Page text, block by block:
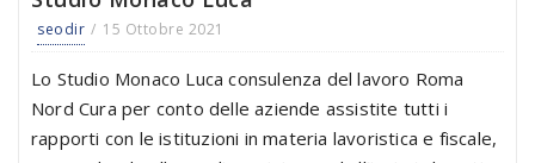
seodir 15 Ottobre 2021
Lo Studio Monaco Luca consulenza del lavoro Roma
Nord Cura per conto delle aziende assistite tutti i
rapporti con le istituzioni in materia lavoristica e fiscale,